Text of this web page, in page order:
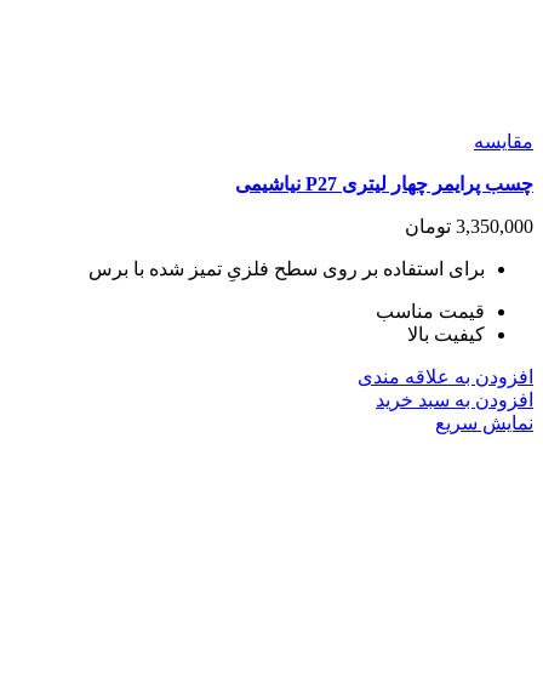
مقايسه
چسب پرایمر چهار لیتری P27 نیاشیمی
3,350,000 تومان
برای استفاده بر روی سطح فلزیِ تمیز شده با برس
قیمت مناسب
کیفیت بالا
افزودن به علاقه مندی
افزودن به سبد خرید
نمایش سریع